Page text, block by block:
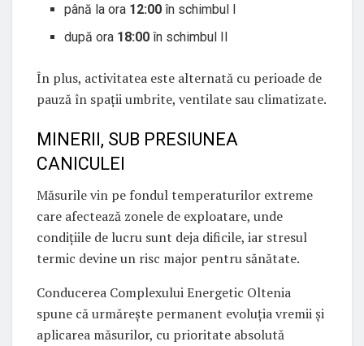
până la ora 12:00 în schimbul I
după ora 18:00 în schimbul II
În plus, activitatea este alternată cu perioade de
pauză în spații umbrite, ventilate sau climatizate.
MINERII, SUB PRESIUNEA
CANICULEI
Măsurile vin pe fondul temperaturilor extreme
care afectează zonele de exploatare, unde
condițiile de lucru sunt deja dificile, iar stresul
termic devine un risc major pentru sănătate.
Conducerea Complexului Energetic Oltenia
spune că urmărește permanent evoluția vremii și
aplicarea măsurilor, cu prioritate absolută